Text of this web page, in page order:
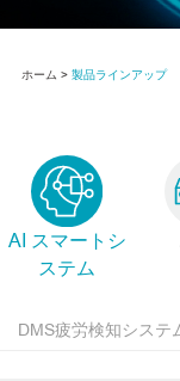
ホーム > 製品ラインアップ
AI スマートシ
ステム
DMS疲労検知システ